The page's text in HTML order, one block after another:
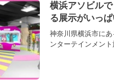
横浜アソビル
る展示がいっ
神奈川県横浜市に
ンターテインメン